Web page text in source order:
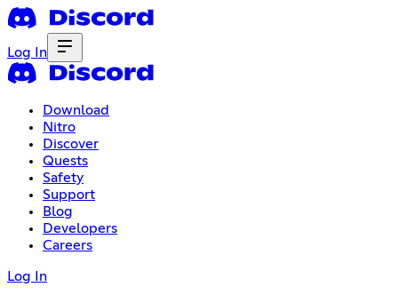
Log In
Download
Nitro
Discover
Quests
Safety
Support
Blog
Developers
Careers
Log In